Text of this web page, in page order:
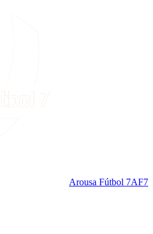
Arousa Fútbol 7AF7